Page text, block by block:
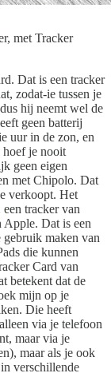
met Tracker
Dat is een tracker
zodat-ie tussen je
hij neemt wel de
geen batterij
uur in de zon, en
hoef je nooit
geen eigen
met Chipolo. Dat
verkoopt. Het
een tracker van
Dat is een
maken van
die kunnen
Card van
betekent dat de
mijn op je
Die heeft
via je telefoon
maar via je
maar als je ook
verschillende